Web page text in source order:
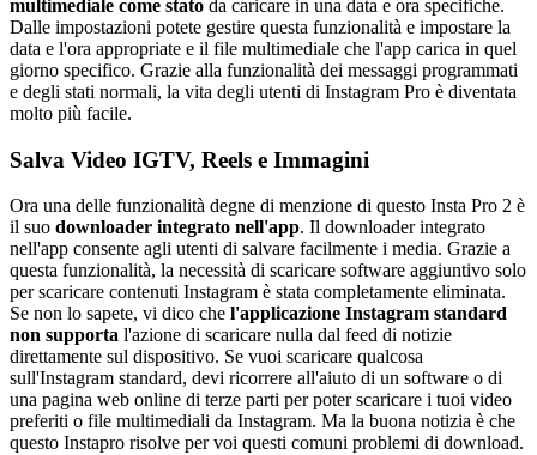
multimediale come stato da caricare in una data e ora specifiche.
Dalle impostazioni potete gestire questa funzionalità e impostare la
data e l'ora appropriate e il file multimediale che l'app carica in quel
giorno specifico. Grazie alla funzionalità dei messaggi programmati
e degli stati normali, la vita degli utenti di Instagram Pro è diventata
molto più facile.
Salva Video IGTV, Reels e Immagini
Ora una delle funzionalità degne di menzione di questo Insta Pro 2 è
il suo downloader integrato nell'app. Il downloader integrato
nell'app consente agli utenti di salvare facilmente i media. Grazie a
questa funzionalità, la necessità di scaricare software aggiuntivo solo
per scaricare contenuti Instagram è stata completamente eliminata.
Se non lo sapete, vi dico che l'applicazione Instagram standard
non supporta l'azione di scaricare nulla dal feed di notizie
direttamente sul dispositivo. Se vuoi scaricare qualcosa
sull'Instagram standard, devi ricorrere all'aiuto di un software o di
una pagina web online di terze parti per poter scaricare i tuoi video
preferiti o file multimediali da Instagram. Ma la buona notizia è che
questo Instapro risolve per voi questi comuni problemi di download.